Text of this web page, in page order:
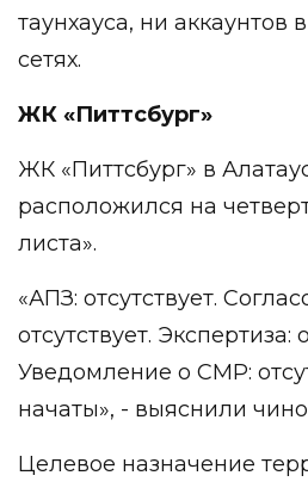
таунхауса, ни аккаунтов
сетях.
ЖК «Питтсбург»
ЖК «Питтсбург» в
расположился на
листа».
«АПЗ: отсутствует.
отсутствует. Экспертиза:
Уведомление о СМР:
начаты», - выяснили
Целевое назначение